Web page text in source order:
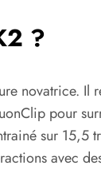
?
novatrice. Il
pour
sur
avec